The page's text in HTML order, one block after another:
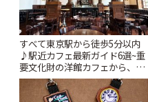
すべて東京駅から徒歩5分以内
♪駅近カフェ最新ガイド6選~重
要文化財の洋館カフェから、改
札すぐのレトロ喫茶まで~ | こと
りっぷ